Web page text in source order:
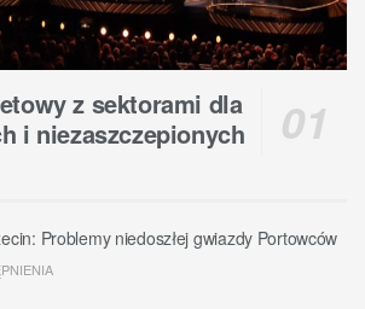
z sektorami dla
i niezaszczepionych
Problemy niedoszłej gwiazdy Portowców